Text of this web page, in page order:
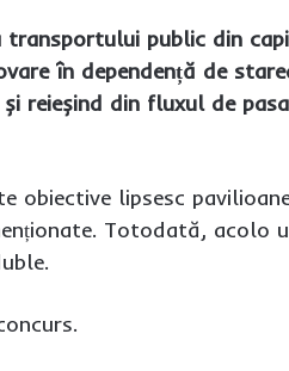
transportului public din
în dependență de
reieșind din fluxul de
obiective lipsesc
Totodată, acolo